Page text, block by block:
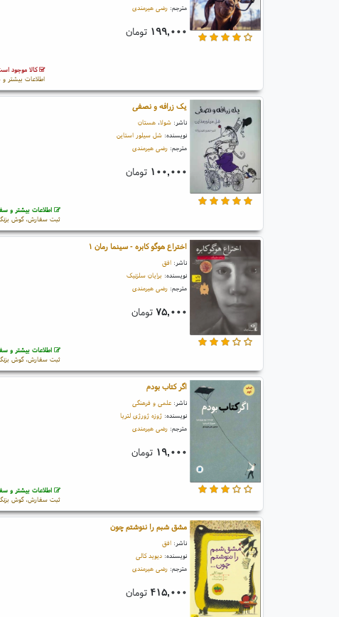
مترجم:رضی هیرمندی
۱۹۹,۰۰۰ تومان
کالا موجود
اطلاعات بیشتر و
یک زرافه و نصفی
ناشر:شولا،هستان
نویسنده:شل سیلور استاین
مترجم:رضی هیرمندی
۱۰۰,۰۰۰ تومان
اطلاعات بیشتر و
ثبت سفارش، گوش
اختراع هوگو کابره - سینما رمان ۱
ناشر:افق
نویسنده: برایان سلزنیک
مترجم:رضی هیرمندی
۷۵,۰۰۰ تومان
اطلاعات بیشتر و
ثبت سفارش، گوش
اگر کتاب بودم
ناشر:علمی و فرهنگی
نویسنده:ژوزه ژورژی لتریا
مترجم:رضی هیرمندی
۱۹,۰۰۰ تومان
اطلاعات بیشتر و
ثبت سفارش، گوش
مشق شبم را ننوشتم چون
ناشر:افق
نویسنده:دیوید کالی
مترجم:رضی هیرمندی
۴۱۵,۰۰۰ تومان